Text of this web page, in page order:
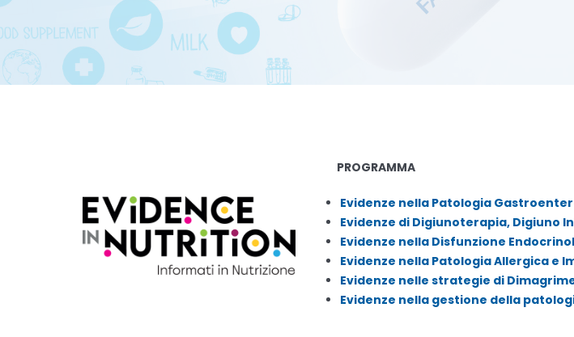
PROGRAMMA
Evidenze nella Patologia
Evidenze di Digiunoterapia, Digiuno
Evidenze nella Disfunzione
Evidenze nella Patologia Allergica e
Evidenze nelle strategie di
Evidenze nella gestione della